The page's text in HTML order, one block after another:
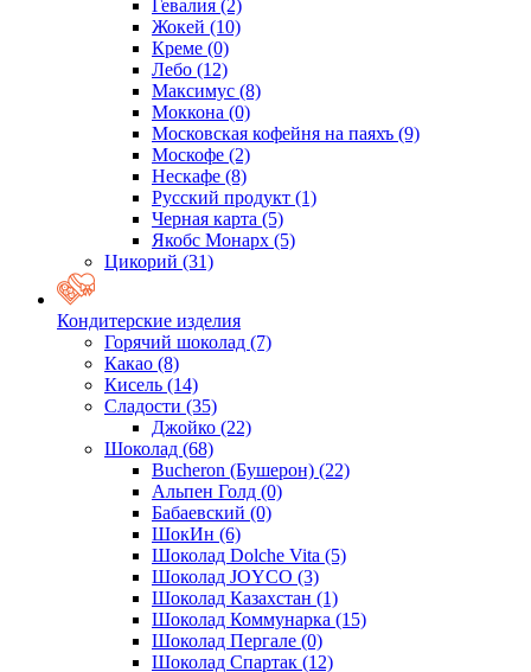
Гевалия (2)
Жокей (10)
Креме (0)
Лебо (12)
Максимус (8)
Моккона (0)
Московская кофейня на паяхъ (9)
Москофе (2)
Нескафе (8)
Русский продукт (1)
Черная карта (5)
Якобс Монарх (5)
Цикорий (31)
Кондитерские изделия
Горячий шоколад (7)
Какао (8)
Кисель (14)
Сладости (35)
Джойко (22)
Шоколад (68)
Bucheron (Бушерон) (22)
Альпен Голд (0)
Бабаевский (0)
ШокИн (6)
Шоколад Dolche Vita (5)
Шоколад JOYCO (3)
Шоколад Казахстан (1)
Шоколад Коммунарка (15)
Шоколад Пергале (0)
Шоколад Спартак (12)